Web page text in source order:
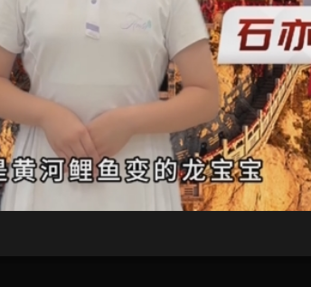
体育 冰雪道路 足球道路
乐龄 阅读
智敬中国 全民健康 颜选攻略 海洋